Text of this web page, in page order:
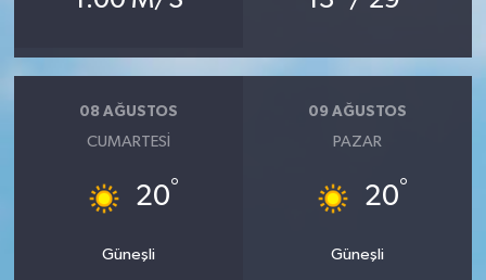
08 AĞUSTOS
CUMARTESI
20°
Güneşli
09 AĞUSTOS
PAZAR
20°
Güneşli